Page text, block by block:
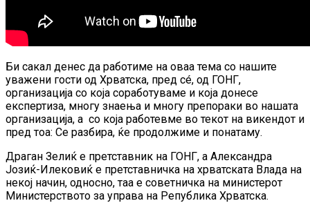
Би сакал денес да работиме на оваа тема со нашите
уважени гости од Хрватска, пред сé, од ГОНГ,
организација со која соработуваме и која донесе
експертиза, многу знаења и многу препораки во нашата
организација, а со која работевме во текот на викендот и
пред тоа: Се разбира, ќе продолжиме и понатаму.
Драган Зелиќ е претставник на ГОНГ, а Александра
Јозиќ-Илековиќ е претставничка на хрватската Влада на
некој начин, односно, таа е советничка на министерот
Министерството за управа на Република Хрватска.